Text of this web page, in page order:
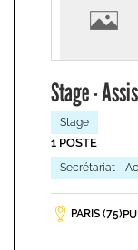
Stage -
Stage
1 POSTE
Secrétariat -
PARIS (75)